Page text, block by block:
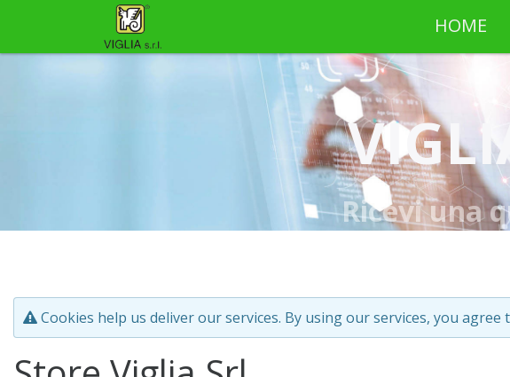
HOME
Ricevi una
Cookies help us deliver our services. By using our services, you agree